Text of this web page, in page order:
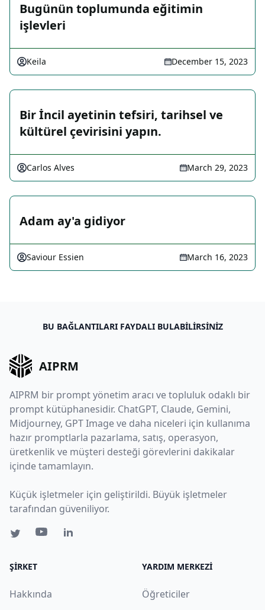
Bugünün toplumunda eğitimin
işlevleri
Keila December 15, 2023
Bir İncil ayetinin tefsiri, tarihsel ve
kültürel çevirisini yapın.
Carlos Alves March 29, 2023
Adam ay'a gidiyor
Saviour Essien March 16, 2023
BU BAĞLANTILARI FAYDALI BULABILIRSINIZ
AIPRM
AIPRM bir prompt yönetim aracı ve topluluk odaklı bir
prompt kütüphanesidir. ChatGPT, Claude, Gemini,
Midjourney, GPT Image ve daha niceleri için kullanıma
hazır promptlarla pazarlama, satış, operasyon,
üretkenlik ve müşteri desteği görevlerini dakikalar
içinde tamamlayın.
Küçük işletmeler için geliştirildi. Büyük işletmeler
tarafından güveniliyor.
ŞIRKET
Hakkında
YARDIM MERKEZI
Öğreticiler